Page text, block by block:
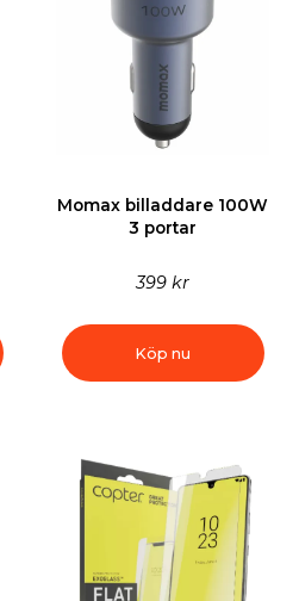
Momax billaddare 100W
3 portar
399 kr
Köp nu